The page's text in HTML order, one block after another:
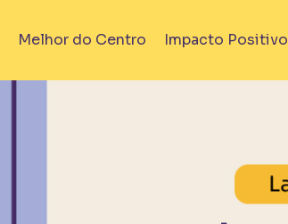
Melhor do Centro Impacto Positivo